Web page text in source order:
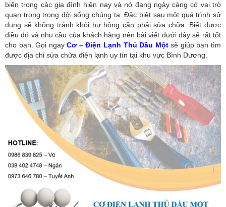
biến trong các gia đình hiện nay và nó đang ngày càng có vai trò
quan trọng trong đời sống chúng ta. Đặc biệt sau một quá trình sử
dụng sẽ không tránh khỏi hư hỏng cần phải sửa chữa. Biết được
điều đó và nhu cầu của khách hàng nên bài viết dưới đây sẽ rất tốt
cho bạn. Gọi ngayCơ – Điện Lạnh Thủ Dầu Một sẽ giúp bạn tìm
được địa chỉ sửa chữa điện lạnh uy tín tại khu vực Bình Dương.